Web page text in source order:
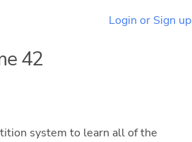
Login or Sign up
42
system to learn all of the